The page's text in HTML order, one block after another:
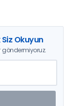
Okuyun
göndermiyoruz.